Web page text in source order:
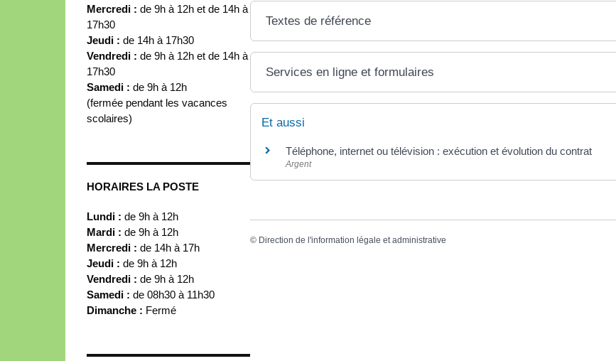
Mercredi : de 9h à 12h et de 14h à
17h30
Jeudi : de 14h à 17h30
Vendredi : de 9h à 12h et de 14h à
17h30
Samedi : de 9h à 12h
(fermée pendant les vacances
scolaires)
HORAIRES LA POSTE
Lundi : de 9h à 12h
Mardi : de 9h à 12h
Mercredi : de 14h à 17h
Jeudi : de 9h à 12h
Vendredi : de 9h à 12h
Samedi : de 08h30 à 11h30
Dimanche : Fermé
Textes de référence
Services en ligne et formulaires
Et aussi
Téléphone, internet ou télévision : exécution et évolution du contrat
Argent
© Direction de l'information légale et administrative